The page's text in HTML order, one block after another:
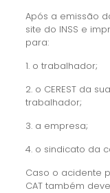
Após a emissão
site do INSS e
para:
1. o trabalhador;
2. o CEREST da
trabalhador;
3. a empresa;
4. o sindicato da
Caso o acidente
CAT também